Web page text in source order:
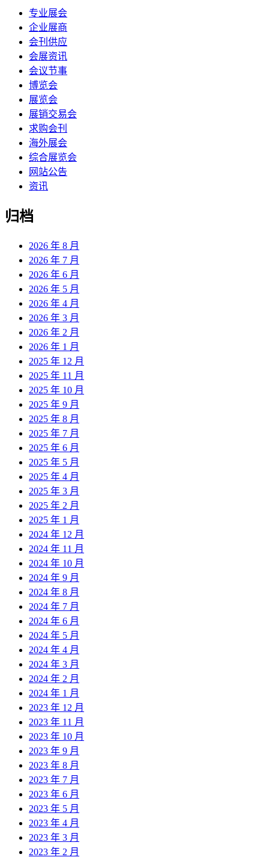
专业展会
企业展商
会刊供应
会展资讯
会议节事
博览会
展览会
展销交易会
求购会刊
海外展会
综合展览会
网站公告
资讯
归档
2026 年 8 月
2026 年 7 月
2026 年 6 月
2026 年 5 月
2026 年 4 月
2026 年 3 月
2026 年 2 月
2026 年 1 月
2025 年 12 月
2025 年 11 月
2025 年 10 月
2025 年 9 月
2025 年 8 月
2025 年 7 月
2025 年 6 月
2025 年 5 月
2025 年 4 月
2025 年 3 月
2025 年 2 月
2025 年 1 月
2024 年 12 月
2024 年 11 月
2024 年 10 月
2024 年 9 月
2024 年 8 月
2024 年 7 月
2024 年 6 月
2024 年 5 月
2024 年 4 月
2024 年 3 月
2024 年 2 月
2024 年 1 月
2023 年 12 月
2023 年 11 月
2023 年 10 月
2023 年 9 月
2023 年 8 月
2023 年 7 月
2023 年 6 月
2023 年 5 月
2023 年 4 月
2023 年 3 月
2023 年 2 月